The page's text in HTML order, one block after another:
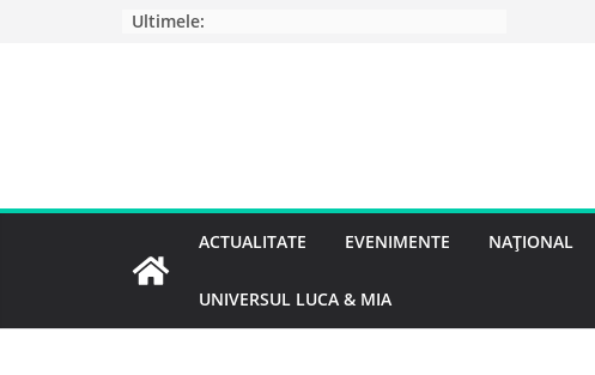
Ultimele:
ACTUALITATE EVENIMENTE NAȚIONAL
UNIVERSUL LUCA & MIA